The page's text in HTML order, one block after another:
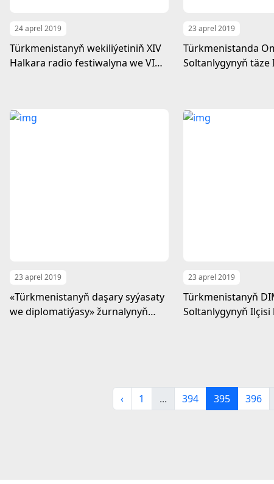
24 aprel 2019
Türkmenistanyň wekiliýetiniň XIV
Halkara radio festiwalyna we VI
23 aprel 2019
Türkmenistanda
Soltanlygynyň täze
23 aprel 2019
«Türkmenistanyň daşary syýasaty
we diplomatiýasy» žurnalynyň
23 aprel 2019
Türkmenistanyň
Soltanlygynyň Ilçisi
‹ 1 ... 394 395 396